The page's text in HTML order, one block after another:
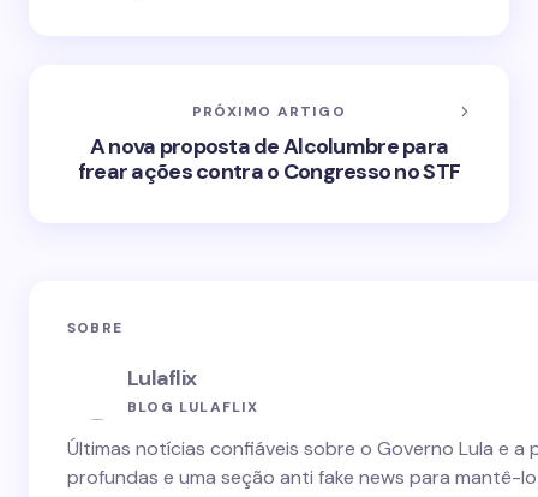
PRÓXIMO ARTIGO
A nova proposta de Alcolumbre para
frear ações contra o Congresso no STF
SOBRE
Lulaflix
BLOG LULAFLIX
Últimas notícias confiáveis sobre o Governo Lula e
profundas e uma seção anti fake news para mantê-